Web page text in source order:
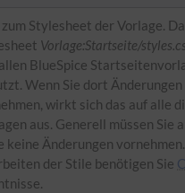
Stylesheet der Vorlage.
Vorlage:Startseite/
BlueSpice
Wenn Sie dort Änderungen
wirkt sich das auf alle
aus. Generell müssen Sie
keine Änderungen
der Stile benötigen Sie